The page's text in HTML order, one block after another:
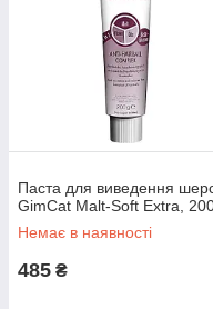
Паста для виведення
GimCat Malt-Soft Extra, 200
Немає в наявності
485 ₴